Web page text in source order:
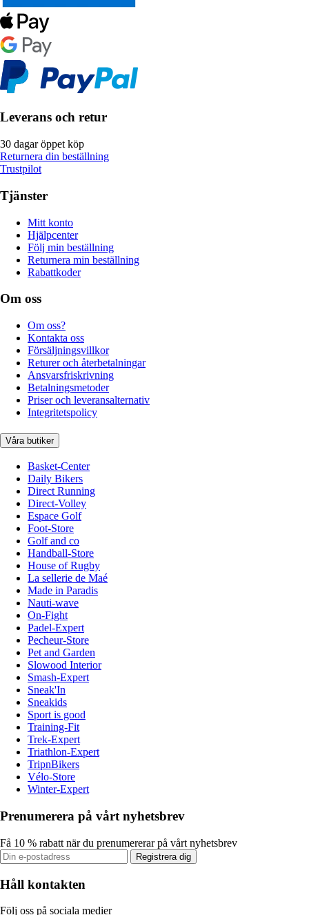
Leverans och retur
30 dagar öppet köp
Returnera din beställning
Trustpilot
Tjänster
Mitt konto
Hjälpcenter
Följ min beställning
Returnera min beställning
Rabattkoder
Om oss
Om oss?
Kontakta oss
Försäljningsvillkor
Returer och återbetalningar
Ansvarsfriskrivning
Betalningsmetoder
Priser och leveransalternativ
Integritetspolicy
Våra butiker
Basket-Center
Daily Bikers
Direct Running
Direct-Volley
Espace Golf
Foot-Store
Golf and co
Handball-Store
House of Rugby
La sellerie de Maé
Made in Paradis
Nauti-wave
On-Fight
Padel-Expert
Pecheur-Store
Pet and Garden
Slowood Interior
Smash-Expert
Sneak'In
Sneakids
Sport is good
Training-Fit
Trek-Expert
Triathlon-Expert
TripnBikers
Vélo-Store
Winter-Expert
Prenumerera på vårt nyhetsbrev
Få 10 % rabatt när du prenumererar på vårt nyhetsbrev
Registrera dig
Håll kontakten
Följ oss på sociala medier